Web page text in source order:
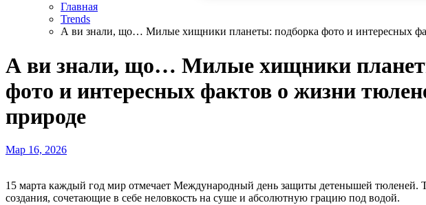
Главная
Trends
А ви знали, що… Милые хищники планеты: подборка фото и интересных
А ви знали, що… Милые хищники
фото и интересных фактов о жизни
природе
Мар 16, 2026
15 марта каждый год мир отмечает Международный день защиты детенышей тюленей. Тюлени – это невероятные
создания, сочетающие в себе неловкость на суше и абсолютную грацию под водой.